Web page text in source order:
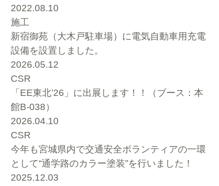
2022.08.10
施工
新宿御苑（大木戸駐車場）に電気自動車用充電
設備を設置しました。
2026.05.12
CSR
「EE東北’26」に出展します！！（ブース：本
館B-038）
2026.04.10
CSR
今年も宮城県内で交通安全ボランティアの一環
として“通学路のカラー塗装”を行いました！
2025.12.03